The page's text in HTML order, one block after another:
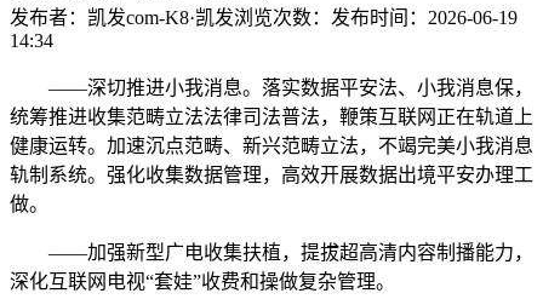
发布者： 凯发com-K8·凯发浏览次数： 发布时间： 2026-06-19
14:34
——深切推进小我消息。落实数据平安法、小我消息保，
统筹推进收集范畴立法法律司法普法，鞭策互联网正在轨道上
健康运转。加速沉点范畴、新兴范畴立法，不竭完美小我消息
轨制系统。强化收集数据管理，高效开展数据出境平安办理工
做。
——加强新型广电收集扶植，提拔超高清内容制播能力，
深化互联网电视“套娃”收费和操做复杂管理。